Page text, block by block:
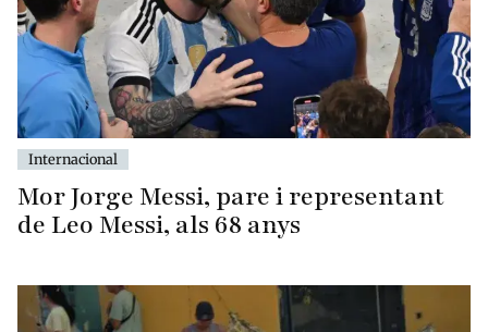
Internacional
Mor Jorge Messi, pare i representant
de Leo Messi, als 68 anys